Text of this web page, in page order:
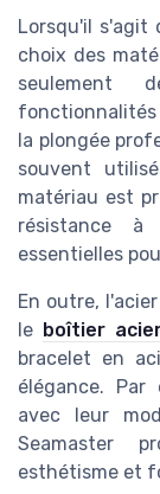
Lorsqu'il s'agit
choix des
seulement
la plongée
souvent
matériau est
résistance à
essentielles
En outre,
le boîtier
bracelet en
élégance. Par
avec leur
Seamaster
esthétisme et